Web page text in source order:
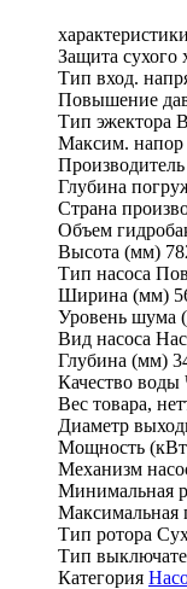
характеристики
Защита сухого
Тип вход.
Повышение
Тип эжектора
Максим.
Производитель
Глубина
Страна
Объем
Высота (мм)
Тип насоса
Ширина (мм)
Уровень шума
Вид насоса
Глубина (мм)
Качество воды
Вес товара,
Диаметр
Мощность
Механизм
Минимальная
Максимальная
Тип ротора
Тип
Категория